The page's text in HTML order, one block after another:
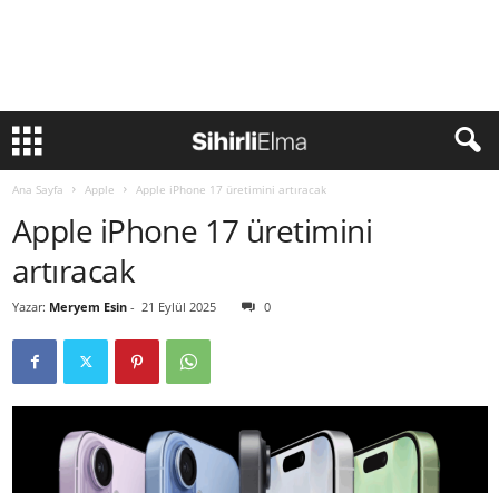
Ana Sayfa Apple Apple iPhone 17 üretimini artıracak
Apple iPhone 17 üretimini
artıracak
Yazar: Meryem Esin - 21 Eylül 2025 0